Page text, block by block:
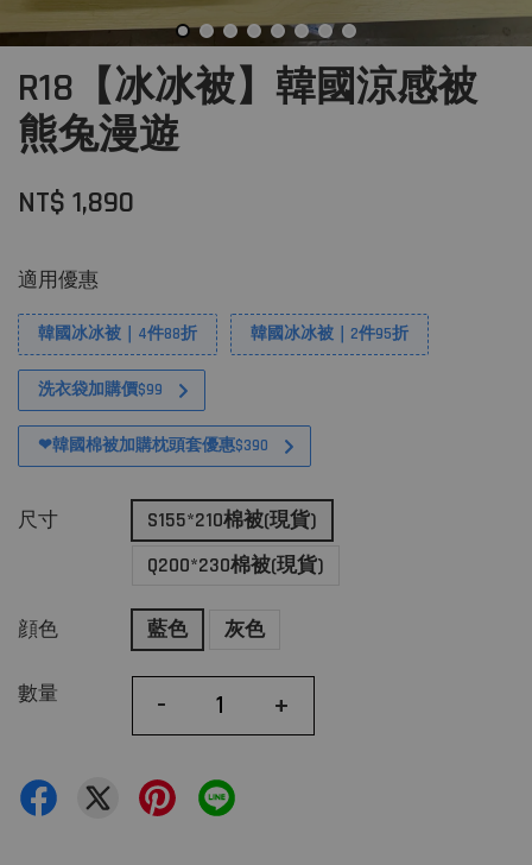
R18【冰冰被】韓國涼感被
熊兔漫遊
NT$ 1,890
適用優惠
韓國冰冰被｜4件88折 韓國冰冰被｜2件95折
洗衣袋加購價$99
❤韓國棉被加購枕頭套優惠$390
尺寸
S155*210棉被(現貨)
Q200*230棉被(現貨)
顔色 藍色 灰色
數量 - +